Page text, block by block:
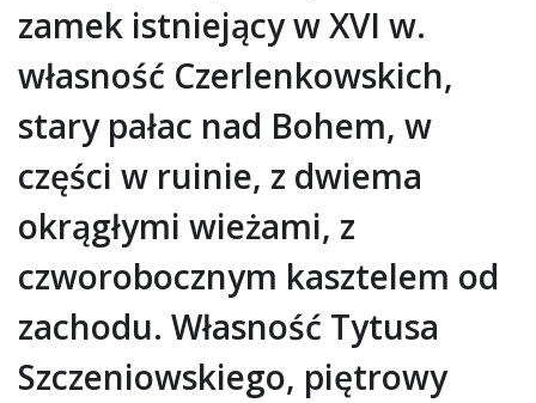
zamek istniejący w XVI w.
własność Czerlenkowskich,
stary pałac nad Bohem, w
części w ruinie, z dwiema
okrągłymi wieżami, z
czworobocznym kasztelem od
zachodu. Własność Tytusa
Szczeniowskiego, piętrowy